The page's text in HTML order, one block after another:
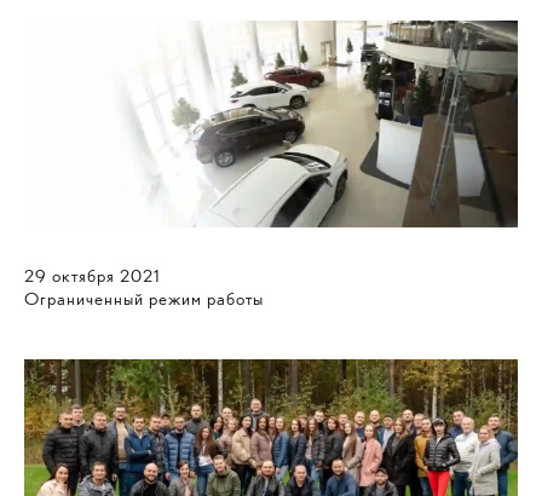
29 октября 2021
Ограниченный режим работы